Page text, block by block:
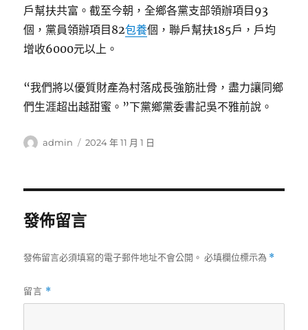
戶幫扶共富。截至今朝，全鄉各黨支部領辦項目93
個，黨員領辦項目82包養個，聯戶幫扶185戶，戶均
增收6000元以上。
“我們將以優質財產為村落成長強筋壯骨，盡力讓同鄉
們生涯超出越甜蜜。”下黨鄉黨委書記吳不雅前說。
作
admin
發
2024 年 11 月 1 日
發佈留言
發佈留言必須填寫的電子郵件地址不會公開。 必填欄位標示為 *
留言 *